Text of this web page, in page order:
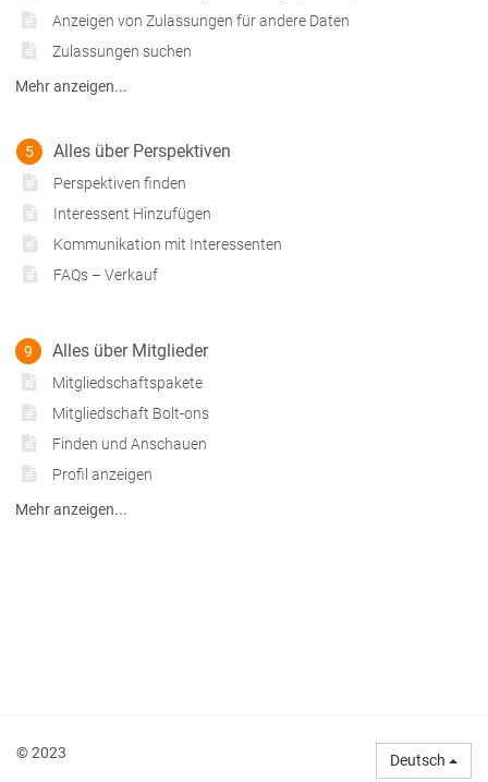
Anzeigen von Zulassungen für andere Daten
Zulassungen suchen
Mehr anzeigen...
5 Alles über Perspektiven
Perspektiven finden
Interessent Hinzufügen
Kommunikation mit Interessenten
FAQs – Verkauf
9 Alles über Mitglieder
Mitgliedschaftspakete
Mitgliedschaft Bolt-ons
Finden und Anschauen
Profil anzeigen
Mehr anzeigen...
© 2023 Deutsch